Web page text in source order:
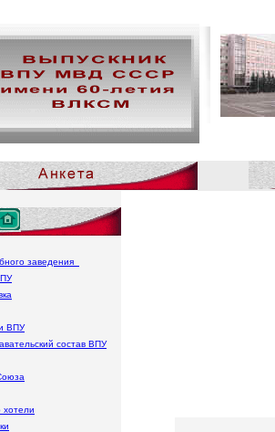
заведения
ВПУ
состав ВПУ
хотели